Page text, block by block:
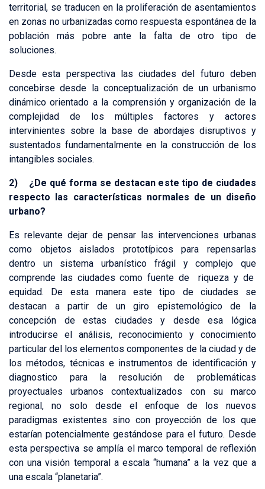
territorial, se traducen en la proliferación de asentamientos
en zonas no urbanizadas como respuesta espontánea de la
población más pobre ante la falta de otro tipo de
soluciones.
Desde esta perspectiva las ciudades del futuro deben
concebirse desde la conceptualización de un urbanismo
dinámico orientado a la comprensión y organización de la
complejidad de los múltiples factores y actores
intervinientes sobre la base de abordajes disruptivos y
sustentados fundamentalmente en la construcción de los
intangibles sociales.
2) ¿De qué forma se destacan este tipo de ciudades
respecto las características normales de un diseño
urbano?
Es relevante dejar de pensar las intervenciones urbanas
como objetos aislados prototípicos para repensarlas
dentro un sistema urbanístico frágil y complejo que
comprende las ciudades como fuente de riqueza y de
equidad. De esta manera este tipo de ciudades se
destacan a partir de un giro epistemológico de la
concepción de estas ciudades y desde esa lógica
introducirse el análisis, reconocimiento y conocimiento
particular del los elementos componentes de la ciudad y de
los métodos, técnicas e instrumentos de identificación y
diagnostico para la resolución de problemáticas
proyectuales urbanos contextualizados con su marco
regional, no solo desde el enfoque de los nuevos
paradigmas existentes sino con proyección de los que
estarían potencialmente gestándose para el futuro. Desde
esta perspectiva se amplía el marco temporal de reflexión
con una visión temporal a escala “humana” a la vez que a
una escala “planetaria”.